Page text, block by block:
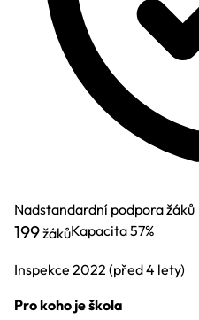
Nadstandardní podpora žáků
199žákůKapacita57%
Inspekce 2022 (před 4 lety)
Pro koho je škola